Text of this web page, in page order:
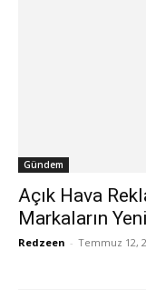
Gündem
Açık Hava
Markaların
Redzeen - Temmuz 12,